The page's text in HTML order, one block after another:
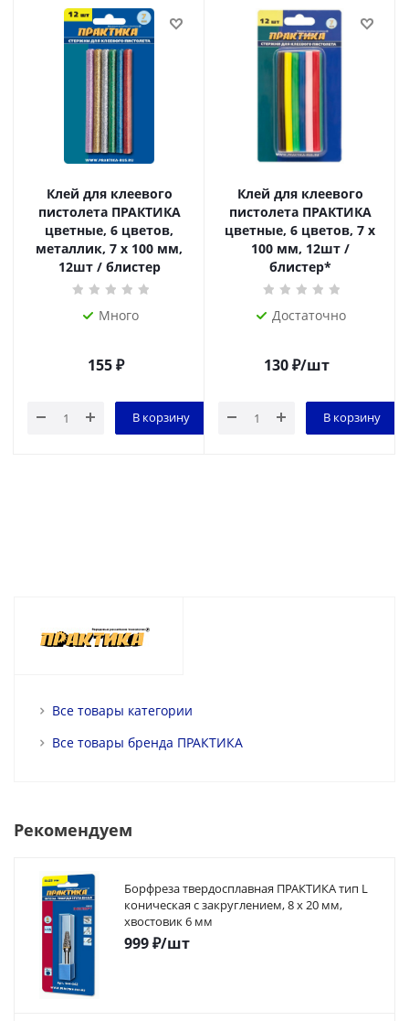
Клей для клеевого
пистолета ПРАКТИКА
цветные, 6 цветов,
металлик, 7 х 100 мм,
12шт / блистер
Много
155₽
В корзину
Клей для клеевого
пистолета ПРАКТИКА
цветные, 6 цветов, 7 х
100 мм, 12шт /
блистер*
Достаточно
130₽/шт
В корзину
Все товары категории
Все товары бренда ПРАКТИКА
Рекомендуем
Борфреза твердосплавная ПРАКТИКА тип L
коническая с закруглением, 8 х 20 мм,
хвостовик 6 мм
999₽/шт